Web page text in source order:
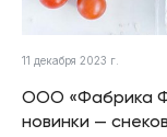
11 декабря 2023 г.
ООО «Фабрика
новинки —